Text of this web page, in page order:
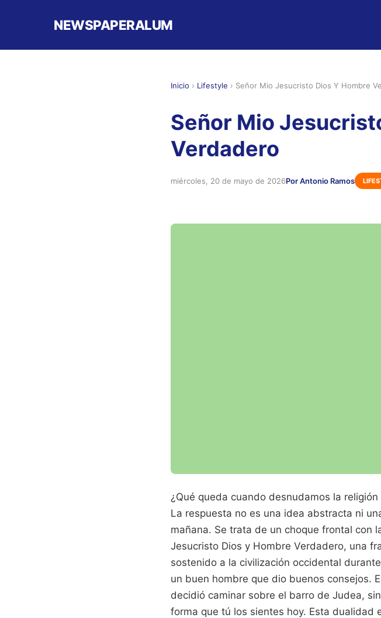
NEWSPAPERALUM
Inicio › Lifestyle › Señor Mio Jesucristo Dios Y Hombre
Señor Mio
Verdadero
miércoles, 20 de mayo de 2026Por Antonio Ramos
¿Qué queda cuando desnudamos la
La respuesta no es una idea abstracta ni
mañana. Se trata de un choque frontal con
Jesucristo Dios y Hombre Verdadero, una
sostenido a la civilización occidental
un buen hombre que dio buenos consejos.
decidió caminar sobre el barro de Judea,
forma que tú los sientes hoy. Esta dualidad